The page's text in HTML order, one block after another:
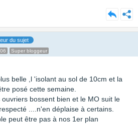
du sujet
Super bloggeur
belle ,l 'isolant au sol de 10cm et la
posé cette semaine.
bossent bien et le MO suit le
....n'en déplaise à certains.
peut être pas à nos 1er plan